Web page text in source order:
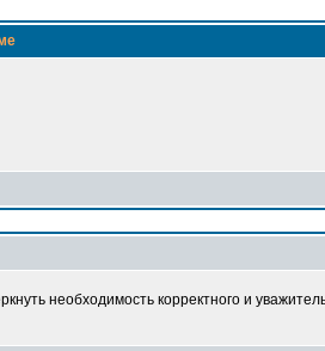
необходимость корректного и